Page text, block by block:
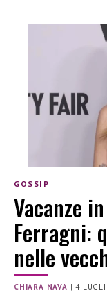
GOSSIP
Vacanze
Ferragni:
nelle
CHIARA NAVA |4